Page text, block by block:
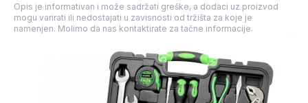
Opis je informativan i može sadržati greške, a dodaci uz proizvod
mogu varirati ili nedostajati u zavisnosti od tržišta za koje je
namenjen. Molimo da nas kontaktirate za tačne informacije.